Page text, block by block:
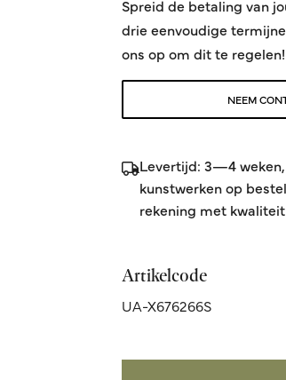
Spreid de betaling van
drie eenvoudige
ons op om dit te regelen!
NEEM
Levertijd: 3—4
kunstwerken op
rekening met
Artikelcode
UA-X676266S